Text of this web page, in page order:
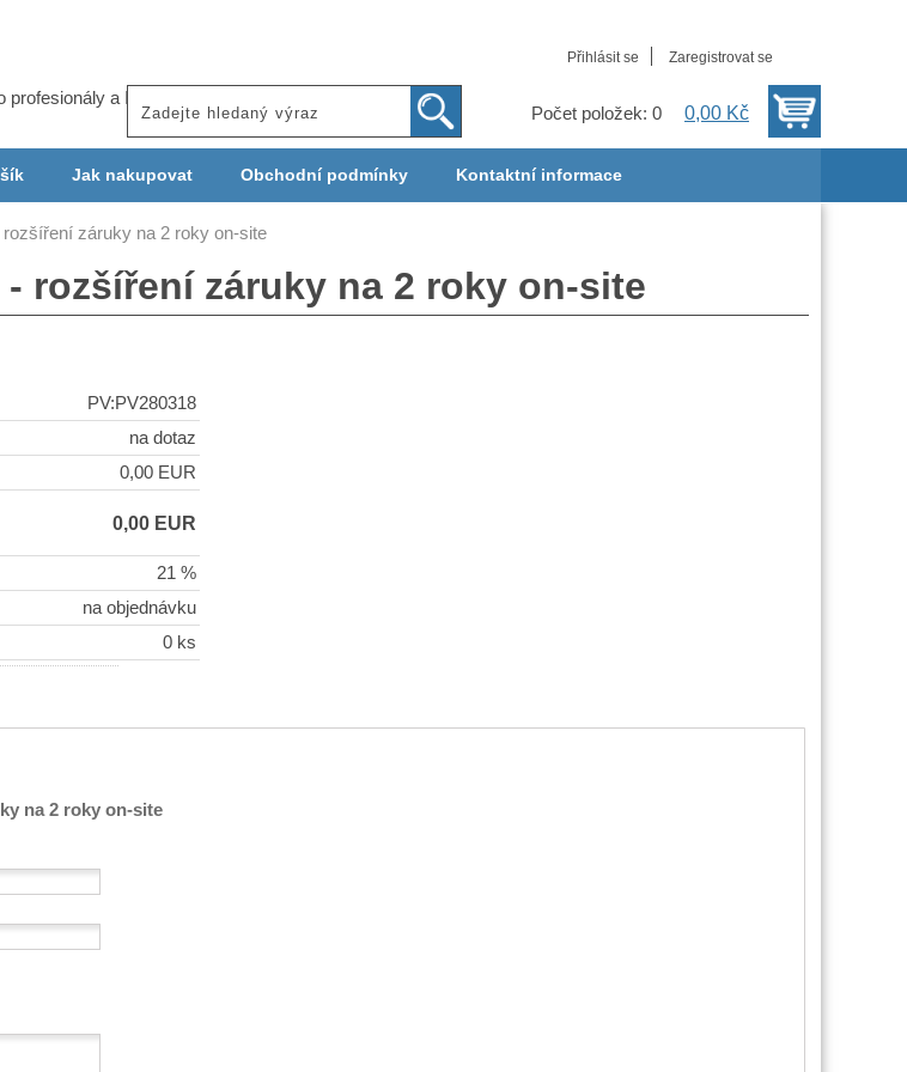
Přihlásit se Zaregistrovat se
Počet položek: 0 0,00 Kč
a ISP
Jak nakupovat Obchodní podmínky Kontaktní informace
záruky na 2 roky on-site
- rozšíření záruky na 2 roky on-site
PV:PV280318
na dotaz
0,00 EUR
0,00 EUR
21 %
na objednávku
0 ks
na 2 roky on-site